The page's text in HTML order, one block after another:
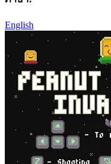
English